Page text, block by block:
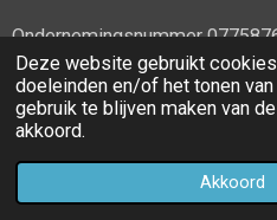
Deze website gebruikt
doeleinden en/of het tonen
gebruik te blijven maken van
akkoord.
Akkoord
Ondernemingsnummer
© 2020 - 2026 alecti.be
Powered byJouwWeb
Telefoonnummer